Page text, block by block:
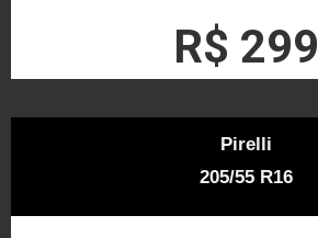
R$ 299
Pirelli
205/55 R16